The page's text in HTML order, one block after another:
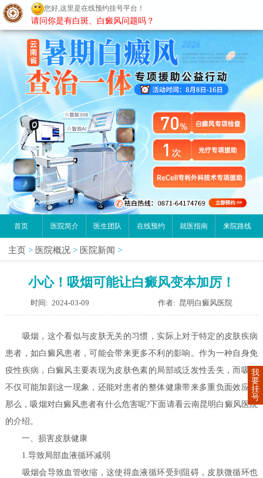
昆明白癜风医院
首页 医院简介 医生团队 在线预约 就医指南 来院路线
主页 > 医院概况 > 医院新闻 >
小心！吸烟可能让白癜风变本加厉！
时间: 2024-03-09 作者: 昆明白癜风医院
吸烟，这个看似与皮肤无关的习惯，实际上对于特定的皮肤疾病
患者，如白癜风患者，可能会带来更多不利的影响。作为一种自身免
疫性疾病，白癜风主要表现为皮肤色素的局部或泛发性丢失，而吸烟
不仅可能加剧这一现象，还能对患者的整体健康带来多重负面效应。
那么，吸烟对白癜风患者有什么危害呢?下面请看云南昆明白癜风医院
的介绍。
一、损害皮肤健康
1.导致局部血液循环减弱
吸烟会导致血管收缩，这使得血液循环受到阻碍，皮肤微循环也
我
要
挂
号
您好,这里是在线预约挂号平台！
请问你是有白斑、白癜风问题吗？